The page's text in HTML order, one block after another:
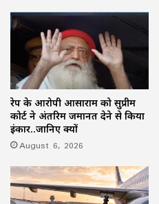
रेप के आरोपी आसाराम को सुप्रीम
कोर्ट ने अंतरिम जमानत देने से किया
इंकार..जानिए क्यों
August 6, 2026